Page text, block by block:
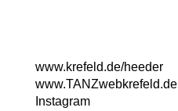
www.krefeld.de/heeder
www.TANZwebkrefeld.de
Instagram